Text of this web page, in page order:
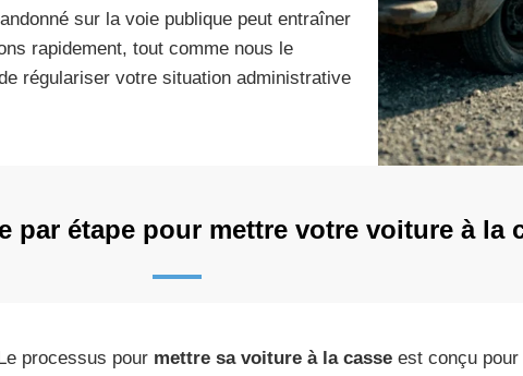
sur la voie publique peut entraîner
rapidement, tout comme nous le
régulariser votre situation administrative
par étape pour mettre votre voiture à la
Le processus pour mettre sa voiture à la casseest conçu pour